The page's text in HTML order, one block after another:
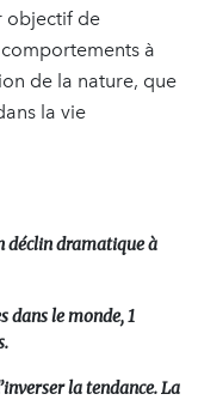
objectif de
à
de la nature, que
la vie
déclin dramatique à
dans le monde, 1
la tendance. La